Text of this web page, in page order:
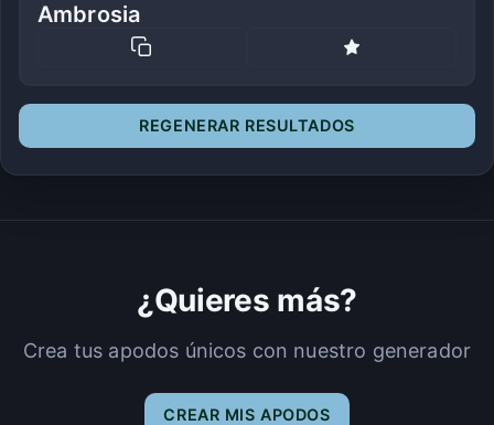
Ambrosia
REGENERAR RESULTADOS
¿Quieres más?
Crea tus apodos únicos con nuestro generador
CREAR MIS APODOS